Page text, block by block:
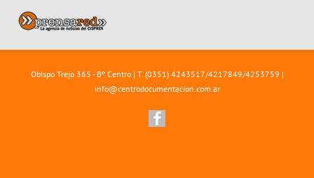
Obispo Trejo 365 - Bº Centro | T. (0351) 4243517/4217849/4253759 |
info@centrodocumentacion.com.ar